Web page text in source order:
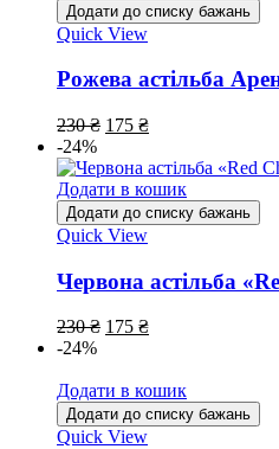
Додати до списку бажань
Quick View
Рожева астільба
230₴ 175 ₴
-24%
Додати в кошик
Додати до списку бажань
Quick View
Червона астільба
230₴ 175 ₴
-24%
Додати в кошик
Додати до списку бажань
Quick View